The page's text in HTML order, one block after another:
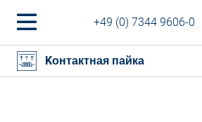
+49 (0) 7344 9606-0
Kонтактная пайка